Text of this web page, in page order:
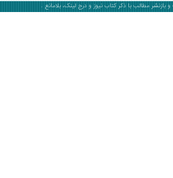
مطالب با ذکرکتاب نیوزو درج لینک، بلامانع .